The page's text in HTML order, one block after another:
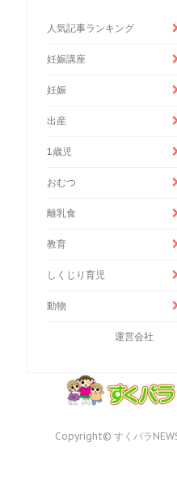
人気記事ランキング
妊娠講座
妊娠
出産
1歳児
おむつ
離乳食
教育
しくじり育児
動物
運営会社
Copyright© すくパラ